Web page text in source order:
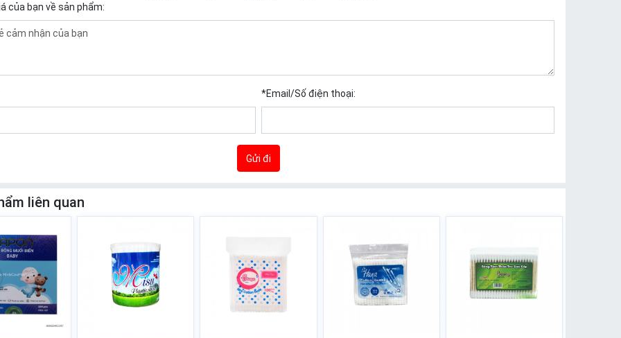
của bạn về sản phẩm:
*Email/Số điện thoại:
Gửi đi
liên quan